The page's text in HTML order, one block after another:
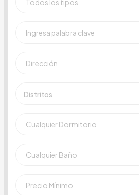
Distritos